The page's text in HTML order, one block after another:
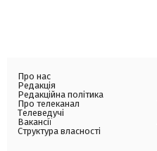
Про нас
Редакція
Редакційна політика
Про телеканал
Телеведучі
Вакансії
Структура власності